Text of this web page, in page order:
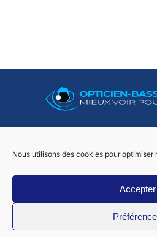
Nous utilisons des cookies pour
Accepter